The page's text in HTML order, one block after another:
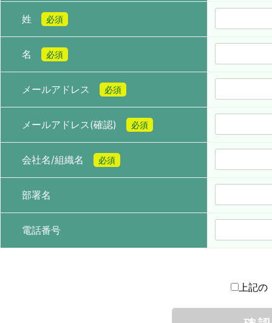
姓 必須
名 必須
メールアドレス 必須
メールアドレス(確認) 必須
会社名/組織名 必須
部署名
電話番号
上記の